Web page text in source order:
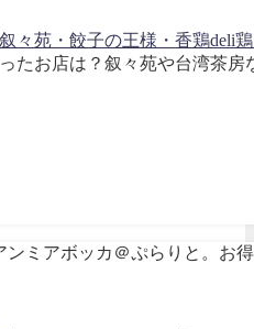
々苑・餃子の王様・香鶏deli
たお店は？叙々苑や台湾茶